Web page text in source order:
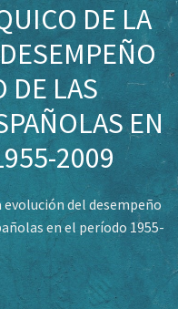
DE LA
DE LAS
EN
2009
del desempeño
en el período 1955-